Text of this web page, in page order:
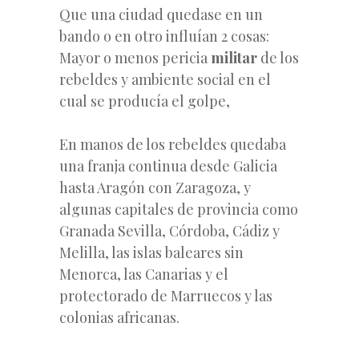
Que una ciudad quedase en un
bando o en otro influían 2 cosas:
Mayor o menos pericia militar de los
rebeldes y ambiente social en el
cual se producía el golpe,
En manos de los rebeldes quedaba
una franja continua desde Galicia
hasta Aragón con Zaragoza, y
algunas capitales de provincia como
Granada Sevilla, Córdoba, Cádiz y
Melilla, las islas baleares sin
Menorca, las Canarias y el
protectorado de Marruecos y las
colonias africanas.